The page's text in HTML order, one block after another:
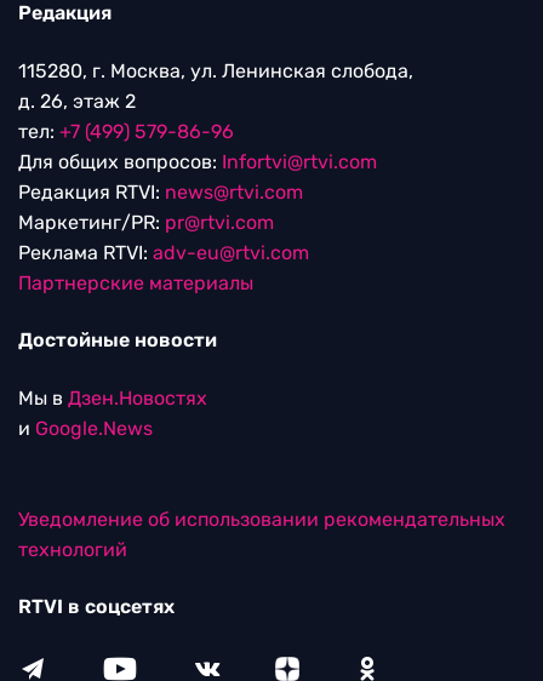
Редакция
115280, г. Москва, ул. Ленинская слобода,
д. 26, этаж 2
тел: +7 (499) 579-86-96
Для общих вопросов: Infortvi@rtvi.com
Редакция RTVI: news@rtvi.com
Маркетинг/PR: pr@rtvi.com
Реклама RTVI: adv-eu@rtvi.com
Партнерские материалы
Достойные новости
Мы в Дзен.Новостях
и Google.News
Уведомление об использовании рекомендательных
технологий
RTVI в соцсетях